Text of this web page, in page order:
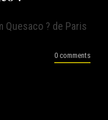
? de Paris
0 comments